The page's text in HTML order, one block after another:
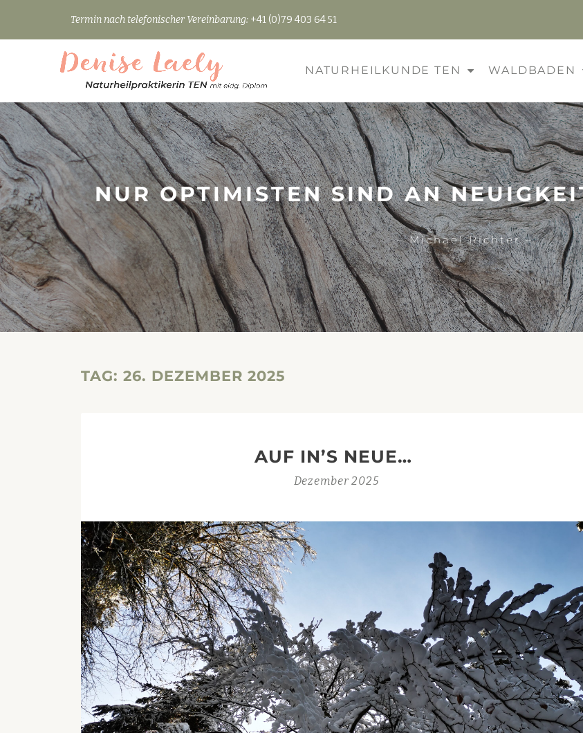
Skip
Termin nach telefonischer Vereinbarung: +41 (0)79 403 64 51
NATURHEILKUNDE TEN WALDBADEN
NUR OPTIMISTEN SIND AN
– Michael Richter –
TAG: 26. DEZEMBER 2025
AUF IN’S NEUE…
Dezember 2025